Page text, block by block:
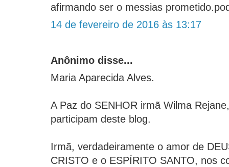
afirmando ser o messias
14 de fevereiro de 2016 às 13:17
Anônimo disse...
Maria Aparecida Alves.
A Paz do SENHOR irmã Wilma
participam deste blog.
Irmã, verdadeiramente o amor de
CRISTO e o ESPÍRITO SANTO, nos